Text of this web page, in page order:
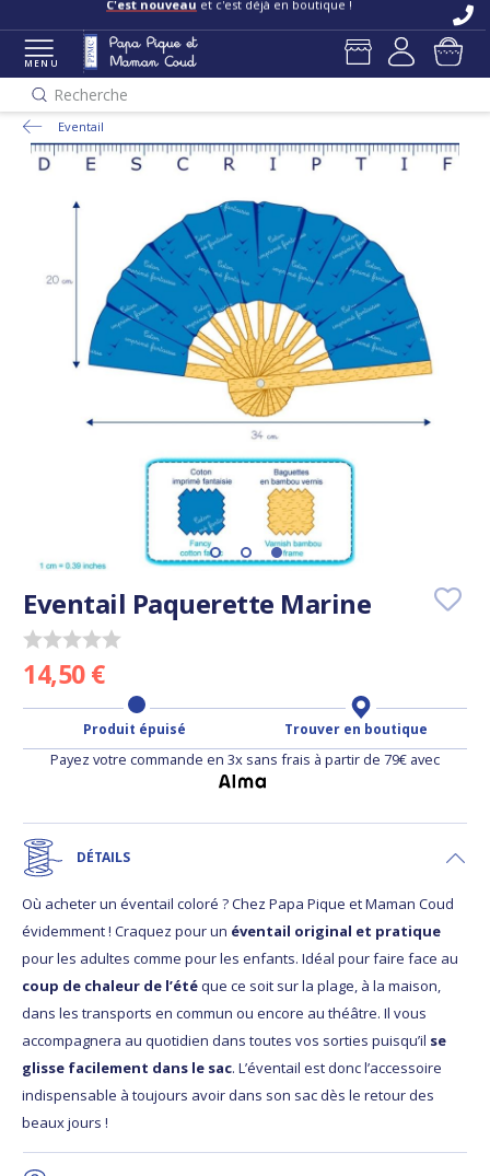
C'est nouveau et c'est déjà en boutique !
MENU
Recherche
Eventail
Eventail Paquerette Marine
14,50 €
Produit épuisé Trouver en boutique
Payez votre commande en 3x sans frais à partir de 79€ avec
DÉTAILS
Où acheter un éventail coloré ? Chez Papa Pique et Maman Coud
évidemment ! Craquez pour un éventail original et pratique
pour les adultes comme pour les enfants. Idéal pour faire face au
coup de chaleur de l’étéque ce soit sur la plage, à la maison,
dans les transports en commun ou encore au théâtre. Il vous
accompagnera au quotidien dans toutes vos sorties puisqu’il se
glisse facilement dans le sac. L’éventail est donc l’accessoire
indispensable à toujours avoir dans son sac dès le retour des
beaux jours !